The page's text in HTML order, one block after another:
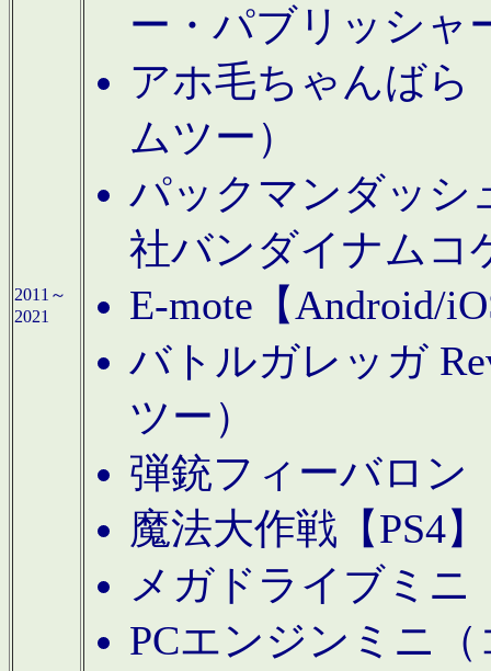
2011～
2021
ー・パブリッシャ
アホ毛ちゃんばら
ムツー）
パックマンダッシ
社バンダイナムコ
E-mote【Android/
バトルガレッガ
ツー）
弾銃フィーバロン
魔法大作戦【PS4
メガドライブミニ
PCエンジンミニ